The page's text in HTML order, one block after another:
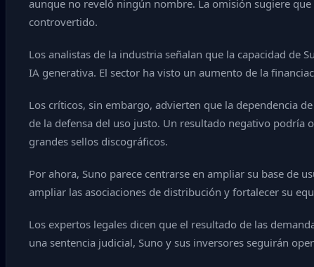
aunque no reveló ningún nombre. La omisión sugiere
controvertido.
Los analistas de la industria señalan que la capacidad de
IA generativa. El sector ha visto un aumento de la
Los críticos, sin embargo, advierten que la dependencia
de la defensa del uso justo. Un resultado negativo podría
grandes sellos discográficos.
Por ahora, Suno parece centrarse en ampliar su base de
ampliar las asociaciones de distribución y fortalecer su
Los expertos legales dicen que el resultado de las
una sentencia judicial, Suno y sus inversores seguirán